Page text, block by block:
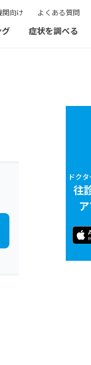
関向け よくある質問
症状を調べる
ドク
往